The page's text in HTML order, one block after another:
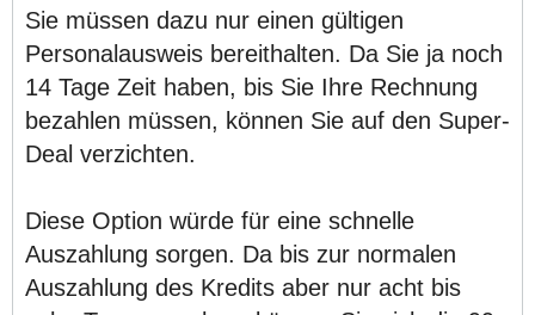
Sie müssen dazu nur einen gültigen
Personalausweis bereithalten. Da Sie ja noch
14 Tage Zeit haben, bis Sie Ihre Rechnung
bezahlen müssen, können Sie auf den Super-
Deal verzichten.
Diese Option würde für eine schnelle
Auszahlung sorgen. Da bis zur normalen
Auszahlung des Kredits aber nur acht bis